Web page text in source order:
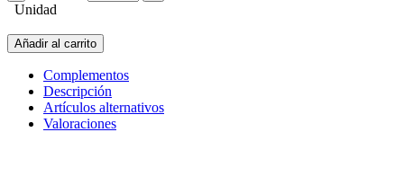
Unidad
Añadir al carrito
Complementos
Descripción
Artículos alternativos
Valoraciones